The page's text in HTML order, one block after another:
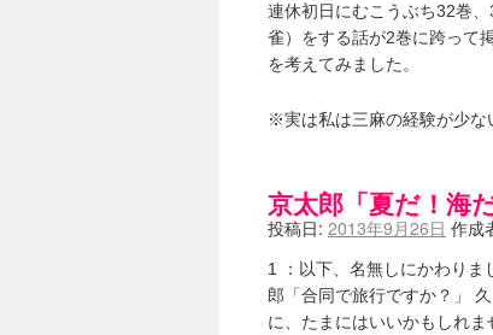
連休初日にむこうぶち32巻
雀）をする話が2巻に跨って
を考えてみました。
※実は私は三麻の経験が少
京太郎「夏だ！海
投稿日: 2013年9月26日 作成
1 ：以下、名無しにかわり
郎「合同で旅行ですか？」
に、たまにはいいかもしれ